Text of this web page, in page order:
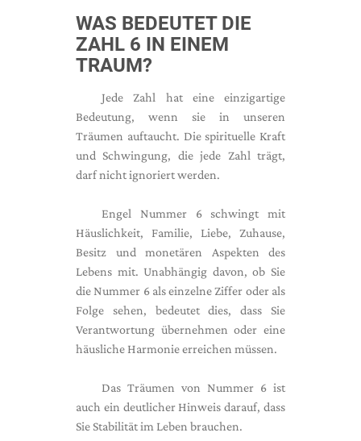
WAS BEDEUTET DIE
ZAHL 6 IN EINEM
TRAUM?
Jede Zahl hat eine einzigartige
Bedeutung, wenn sie in unseren
Träumen auftaucht. Die spirituelle Kraft
und Schwingung, die jede Zahl trägt,
darf nicht ignoriert werden.
Engel Nummer 6 schwingt mit
Häuslichkeit, Familie, Liebe, Zuhause,
Besitz und monetären Aspekten des
Lebens mit. Unabhängig davon, ob Sie
die Nummer 6 als einzelne Ziffer oder als
Folge sehen, bedeutet dies, dass Sie
Verantwortung übernehmen oder eine
häusliche Harmonie erreichen müssen.
Das Träumen von Nummer 6 ist
auch ein deutlicher Hinweis darauf, dass
Sie Stabilität im Leben brauchen.